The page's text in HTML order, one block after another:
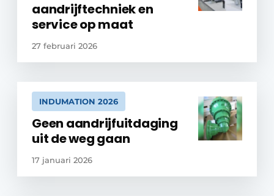
aandrijftechniek en
service op maat
27 februari 2026
INDUMATION 2026
Geen aandrijfuitdaging
uit de weg gaan
17 januari 2026